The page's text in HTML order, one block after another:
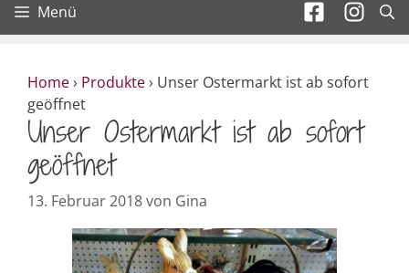
Menü
Home› Produkte› Unser Ostermarkt ist ab sofort
geöffnet
Unser Ostermarkt ist ab sofort
geöffnet
13. Februar 2018von Gina